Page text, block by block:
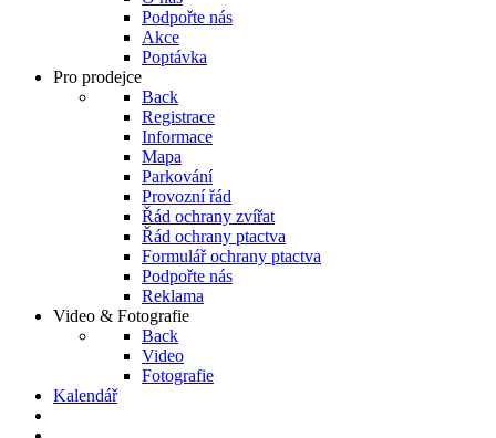
Podpořte nás
Akce
Poptávka
Pro prodejce
Back
Registrace
Informace
Mapa
Parkování
Provozní řád
Řád ochrany zvířat
Řád ochrany ptactva
Formulář ochrany ptactva
Podpořte nás
Reklama
Video & Fotografie
Back
Video
Fotografie
Kalendář